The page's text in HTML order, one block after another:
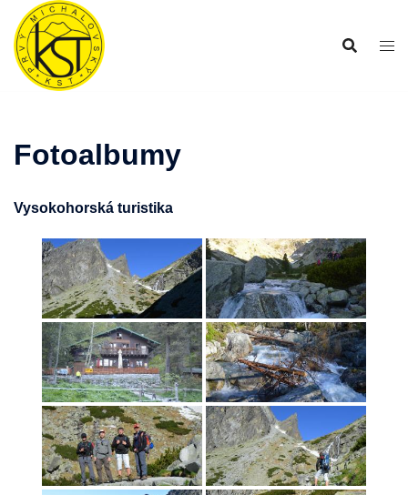
Preskočiť
obsah
Fotoalbumy
Vysokohorská turistika